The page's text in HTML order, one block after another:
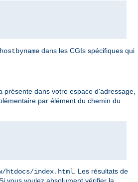
dans les CGIs spécifiques qui
présente dans votre espace d'adressage,
par élément du chemin du
htdocs/index.html. Les résultats de